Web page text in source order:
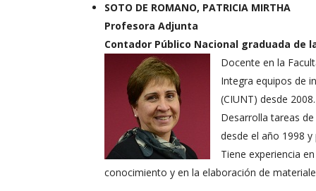
SOTO DE ROMANO, PATRICIA MIRTHA
Profesora Adjunta
Contador Público Nacional graduada de
Docente en la
Integra equipos de
(CIUNT) desde 2008.
Desarrolla tareas
desde el año 1998
Tiene experiencia
conocimiento y en la elaboración de